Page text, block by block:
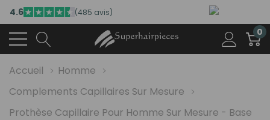
4.6 (485 avis)
0
Accueil
Homme
Complements Capillaires Sur Mesure
Prothèse Capillaire Pour Homme Sur Mesure - Base